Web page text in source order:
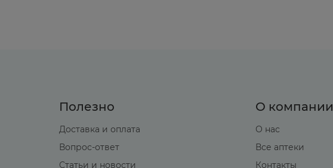
Полезно
Доставка и оплата
Вопрос-ответ
Статьи и новости
О компании
О нас
Все аптеки
Контакты